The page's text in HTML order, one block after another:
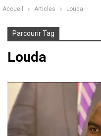
Accueil Articles Louda
Parcourir Tag
Louda